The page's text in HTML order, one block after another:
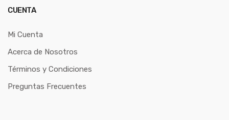
CUENTA
Mi Cuenta
Acerca de Nosotros
Términos y Condiciones
Preguntas Frecuentes